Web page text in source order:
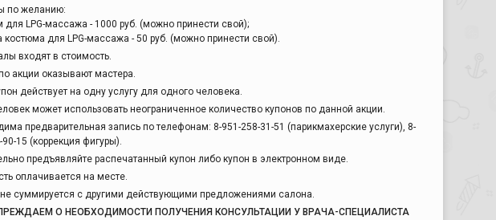
по желанию:
для LPG-массажа - 1000 руб. (можно принести свой);
костюма для LPG-массажа - 50 руб. (можно принести свой).
входят в стоимость.
акции оказывают мастера.
действует на одну услугу для одного человека.
может использовать неограниченное количество купонов по данной акции.
предварительная запись по телефонам: 8-951-258-31-51 (парикмахерские услуги), 8-
90-15 (коррекция фигуры).
предъявляйте распечатанный купон либо купон в электронном виде.
оплачивается на месте.
суммируется с другими действующими предложениями салона.
О НЕОБХОДИМОСТИ ПОЛУЧЕНИЯ КОНСУЛЬТАЦИИ У ВРАЧА-СПЕЦИАЛИСТА